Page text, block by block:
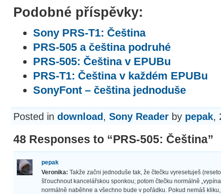
Podobné příspěvky:
Sony PRS-T1: Čeština
PRS-505 a čeština podruhé
PRS-505: Čeština v EPUBu
PRS-T1: Čeština v každém EPUBu
SonyFont – čeština jednoduše
Posted in download , Sony Reader by pepak,
48 Responses to “PRS-505: Čeština”
pepak
Veronika: Takže začni jednoduše tak, že čtečku vyresetuješ
šťouchnout kancelářskou sponkou; potom čtečku normálně
normálně naběhne a všechno bude v pořádku. Pokud nemáš